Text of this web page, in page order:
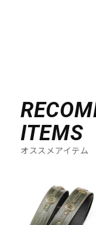
ITEMS
オススメアイテム